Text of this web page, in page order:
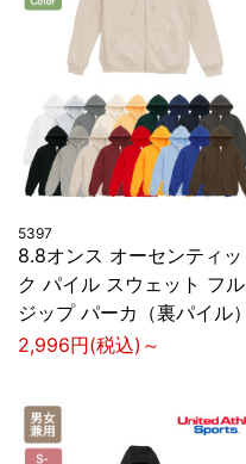
5397
8.8オンス オーセンティッ
ク パイル スウェット フル
ジップ パーカ（裏パイル）
2,996円(税込)～